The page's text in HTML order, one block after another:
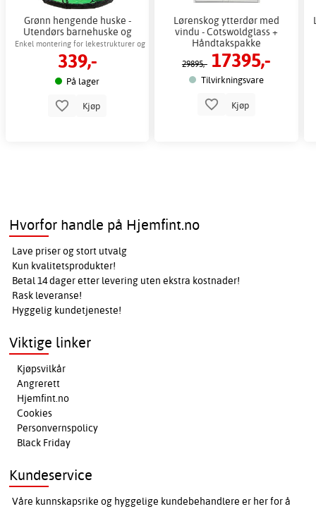
Grønn hengende huske -
Utendørs barnehuske og
hagehuske
Enkel montering for lekestrukturer og
hage
339,-
På lager
Kjøp
Lørenskog ytterdør med
vindu - Cotswoldglass +
Håndtakspakke
29895,- 17395,-
Tilvirkningsvare
Kjøp
Hvorfor handle på Hjemfint.no
Lave priser og stort utvalg
Kun kvalitetsprodukter!
Betal 14 dager etter levering uten ekstra kostnader!
Rask leveranse!
Hyggelig kundetjeneste!
Viktige linker
Kjøpsvilkår
Angrerett
Hjemfint.no
Cookies
Personvernspolicy
Black Friday
Kundeservice
Våre kunnskapsrike og hyggelige kundebehandlere er her for å